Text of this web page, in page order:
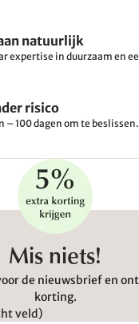
natuurlijk
expertise in duurzaam en
risico
– 100 dagen om te beslissen.
Mis niets!
de nieuwsbrief en
korting.
veld)